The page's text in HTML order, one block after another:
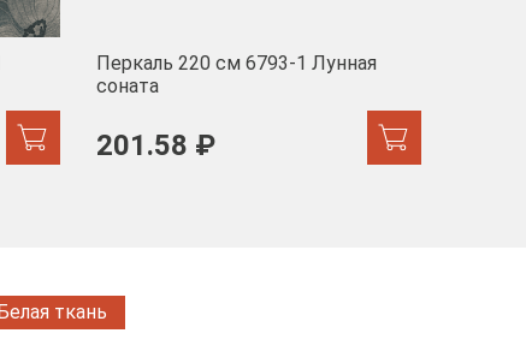
Перкаль 220 см 6793-1 Лунная
соната
201.58 ₽
Белая ткань